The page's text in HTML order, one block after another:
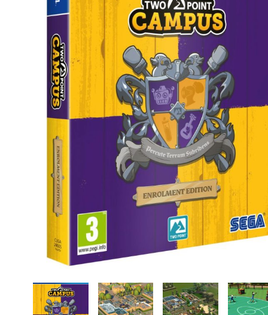
CASE FANS
LIQUID COOLERS
CPU COOLERS
ΕΙΚΟΝΑ-ΗΧΟΣ
ACCESSORIES
ΠΡΟΣΩΠΙΚΗ ΦΡΟΝΤΙΔΑ